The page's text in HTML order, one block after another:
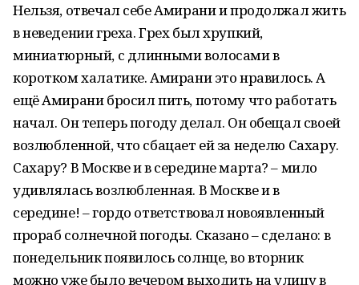
Нельзя, отвечал себе Амирани и продолжал жить
в неведении греха. Грех был хрупкий,
миниатюрный, с длинными волосами в
коротком халатике. Амирани это нравилось. А
ещё Амирани бросил пить, потому что работать
начал. Он теперь погоду делал. Он обещал своей
возлюбленной, что сбацает ей за неделю Сахару.
Сахару? В Москве и в середине марта? – мило
удивлялась возлюбленная. В Москве и в
середине! – гордо ответствовал новоявленный
прораб солнечной погоды. Сказано – сделано: в
понедельник появилось солнце, во вторник
можно уже было вечером выходить на улицу в